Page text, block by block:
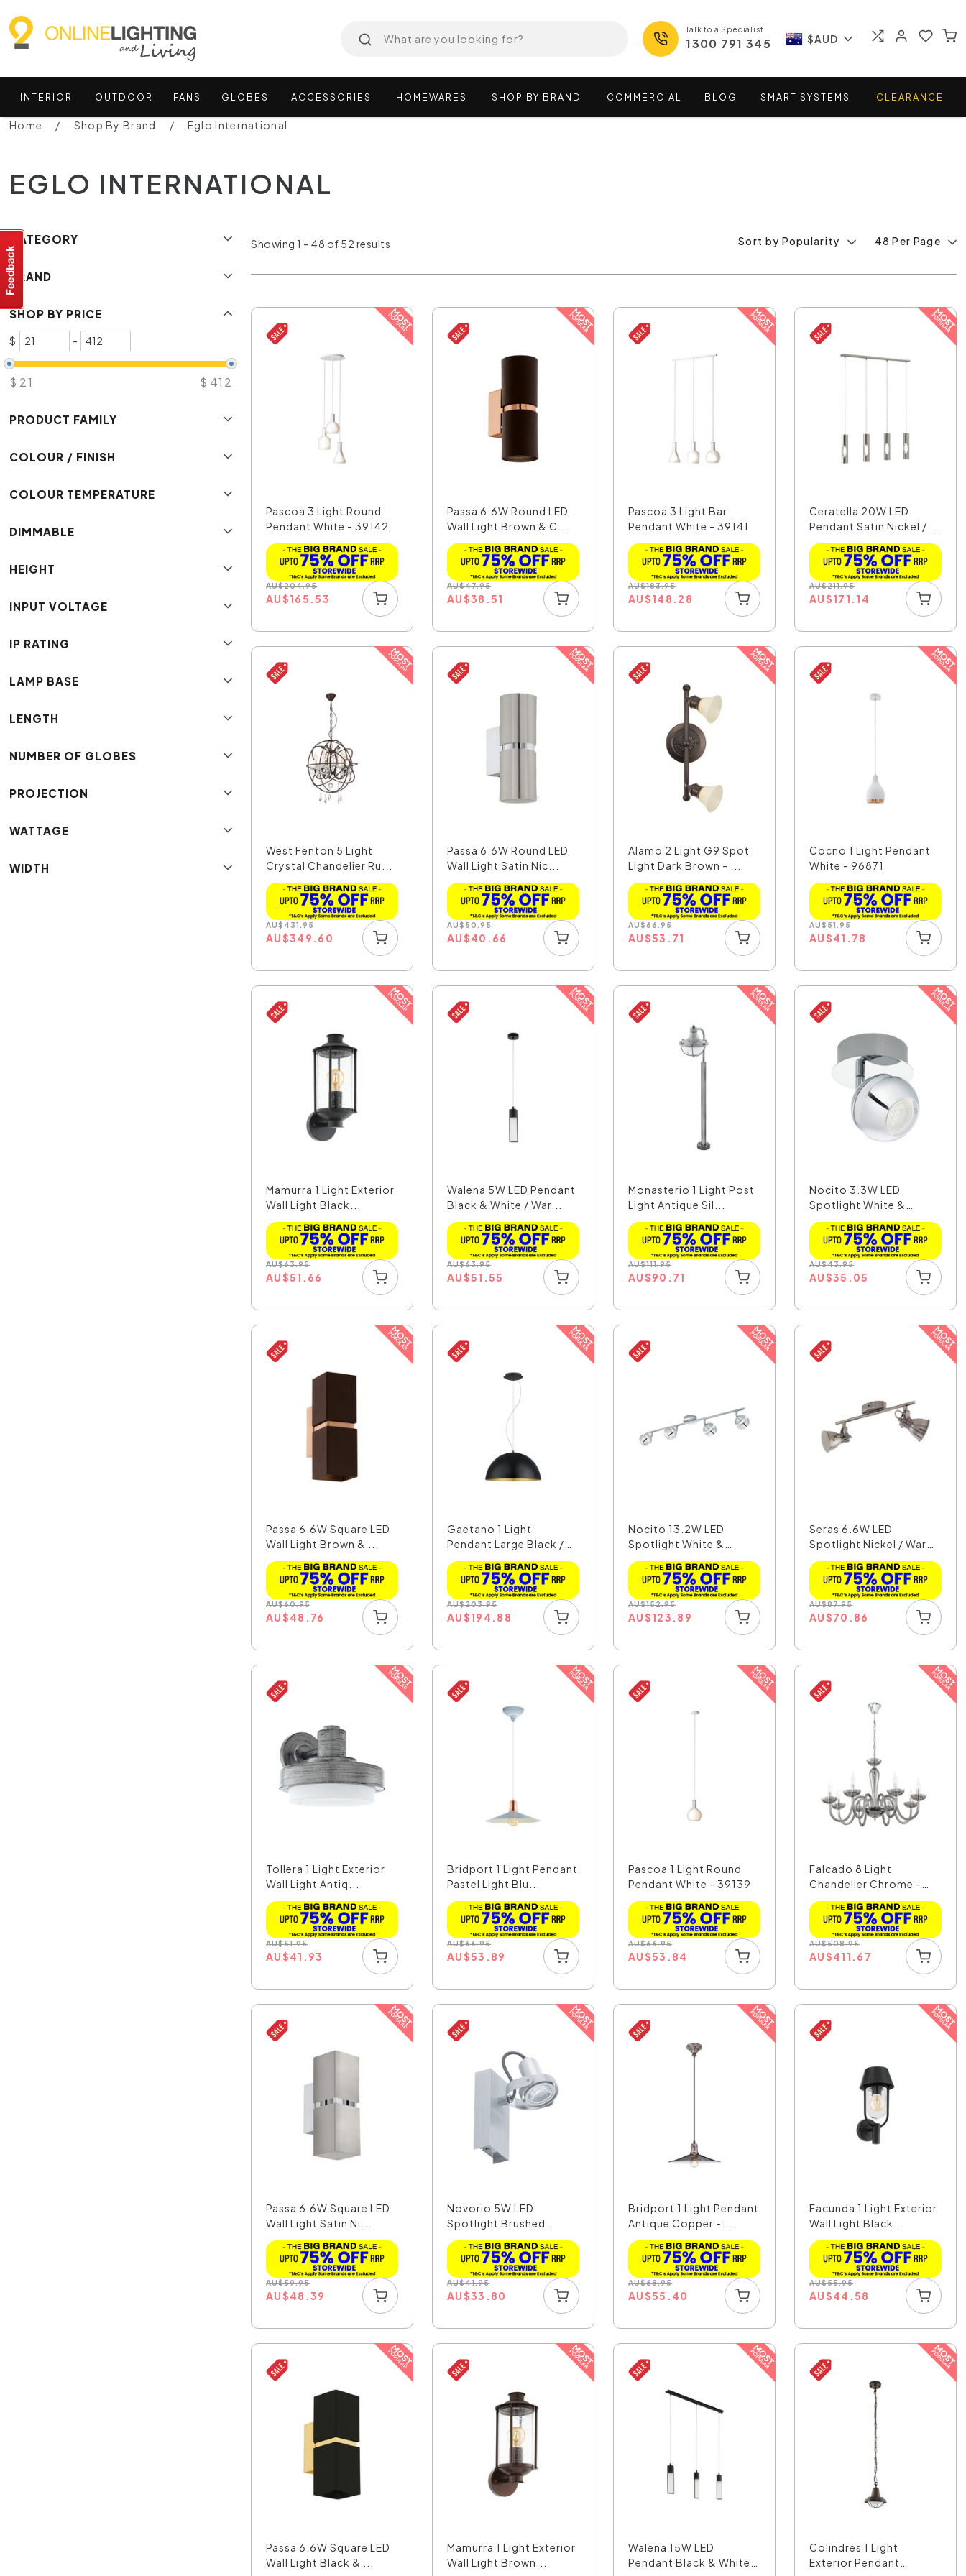
Talk to a Specialist
1300 791 345 $AUD
INTERIOR OUTDOOR FANS GLOBES ACCESSORIES HOMEWARES SHOP BY BRAND COMMERCIAL BLOG SMART SYSTEMS CLEARANCE
Home Shop By Brand Eglo International
EGLO INTERNATIONAL
CATEGORY
BRAND
SHOP BY PRICE
$ -
$ 21 $ 412
PRODUCT FAMILY
COLOUR / FINISH
COLOUR TEMPERATURE
DIMMABLE
HEIGHT
INPUT VOLTAGE
IP RATING
LAMP BASE
LENGTH
NUMBER OF GLOBES
PROJECTION
WATTAGE
WIDTH
Sort by Popularity 48 Per Page
Showing 1 – 48 of 52 results
Pascoa 3 Light Round
Pendant White - 39142
AU$204.95
AU$165.53
Passa 6.6W Round LED
Wall Light Brown & C...
AU$47.95
AU$38.51
Pascoa 3 Light Bar
Pendant White - 39141
AU$183.95
AU$148.28
Ceratella 20W LED
Pendant Satin Nickel / ...
AU$211.95
AU$171.14
West Fenton 5 Light
Crystal Chandelier Ru...
AU$431.95
AU$349.60
Passa 6.6W Round LED
Wall Light Satin Nic...
AU$50.95
AU$40.66
Alamo 2 Light G9 Spot
Light Dark Brown - ...
AU$66.95
AU$53.71
Cocno 1 Light Pendant
White - 96871
AU$51.95
AU$41.78
Mamurra 1 Light Exterior
Wall Light Black...
AU$63.95
AU$51.66
Walena 5W LED Pendant
Black & White / War...
AU$63.95
AU$51.55
Monasterio 1 Light Post
Light Antique Sil...
AU$111.95
AU$90.71
Nocito 3.3W LED
Spotlight White &
Chrome ...
AU$43.95
AU$35.05
Passa 6.6W Square LED
Wall Light Brown & ...
AU$60.95
AU$48.76
Gaetano 1 Light
Pendant Large Black /
Gol...
AU$203.95
AU$194.88
Nocito 13.2W LED
Spotlight White &
Chrome...
AU$152.95
AU$123.89
Seras 6.6W LED
Spotlight Nickel / Warm
Wh...
AU$87.95
AU$70.86
Tollera 1 Light Exterior
Wall Light Antiq...
AU$51.95
AU$41.93
Bridport 1 Light Pendant
Pastel Light Blu...
AU$66.95
AU$53.89
Pascoa 1 Light Round
Pendant White - 39139
AU$66.95
AU$53.84
Falcado 8 Light
Chandelier Chrome -
39118
AU$508.95
AU$411.67
Passa 6.6W Square LED
Wall Light Satin Ni...
AU$59.95
AU$48.39
Novorio 5W LED
Spotlight Brushed
Aluminiu...
AU$41.95
AU$33.80
Bridport 1 Light Pendant
Antique Copper -...
AU$68.95
AU$55.40
Facunda 1 Light Exterior
Wall Light Black...
AU$55.95
AU$44.58
Passa 6.6W Square LED
Wall Light Black & ...
Mamurra 1 Light Exterior
Wall Light Brown...
Walena 15W LED
Pendant Black & White /
Colindres 1 Light
Exterior Pendant